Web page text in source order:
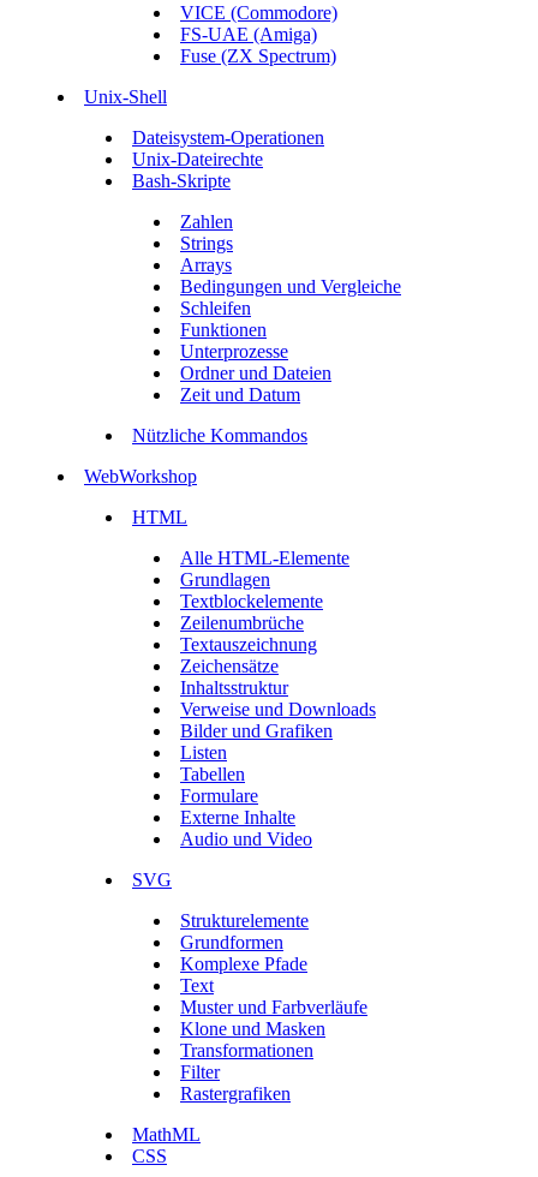
VICE (Commodore)
FS-UAE (Amiga)
Fuse (ZX Spectrum)
Unix-Shell
Dateisystem-Operationen
Unix-Dateirechte
Bash-Skripte
Zahlen
Strings
Arrays
Bedingungen und Vergleiche
Schleifen
Funktionen
Unterprozesse
Ordner und Dateien
Zeit und Datum
Nützliche Kommandos
WebWorkshop
HTML
Alle HTML-Elemente
Grundlagen
Textblockelemente
Zeilenumbrüche
Textauszeichnung
Zeichensätze
Inhaltsstruktur
Verweise und Downloads
Bilder und Grafiken
Listen
Tabellen
Formulare
Externe Inhalte
Audio und Video
SVG
Strukturelemente
Grundformen
Komplexe Pfade
Text
Muster und Farbverläufe
Klone und Masken
Transformationen
Filter
Rastergrafiken
MathML
CSS